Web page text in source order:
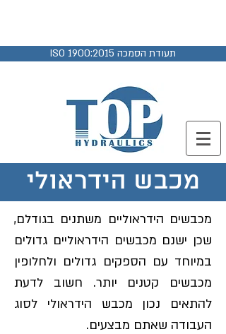
ISO 1900:2015 תעודת הסמכה
מכבש הידראולי
מכבשים הידראוליים משתנים בגודלם,
שכן ישנם מכבשים הידראוליים גדולים
במיוחד עם הספקים גדולים ולחלופין
מכבשים קטנים יותר. חשוב לדעת
להתאים נכון מכבש הידראולי לסוג
העבודה שאתם מבצעים.